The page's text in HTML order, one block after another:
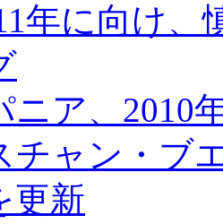
年に向け
ニア、2010
チャン・ブ
更新